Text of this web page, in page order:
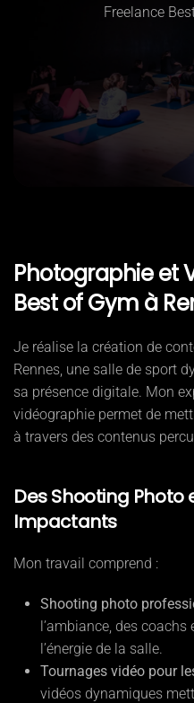
Freelance
Photographie et
Best of Gym à
Je réalise la création de
Rennes, une salle de sport
sa présence digitale. Mon
vidéographie permet de
à travers des contenus
Des Shooting
Impactants
Mon travail comprend :
Shooting photo
l’ambiance, des
l’énergie de la salle.
Tournages vidéo pour
vidéos dynamiques